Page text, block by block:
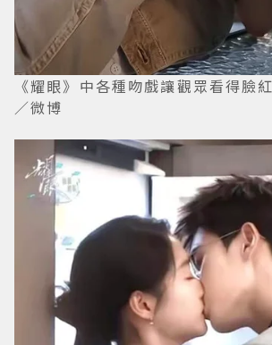
《耀眼》中各種吻戲讓觀眾看得臉
／微博